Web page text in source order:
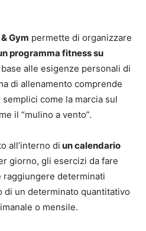
Gym permette di organizzare
programma fitness su
alle esigenze personali di
di allenamento comprende
come la marcia sul
il “mulino a vento”.
all’interno di un calendario
giorno, gli esercizi da fare
raggiungere determinati
di un determinato quantitativo
o mensile.